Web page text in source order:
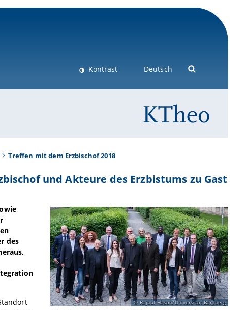
Kontrast Deutsch
Treffen mit dem Erzbischof 2018
und Akteure des Erzbistums zu Gast
Rajbul Hasan/Universität Bamberg
des